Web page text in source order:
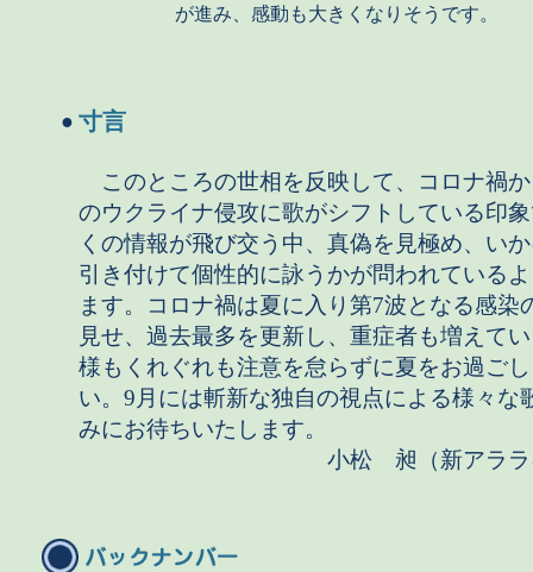
が進み、感動も大きくなりそうです。
● 寸言
このところの世相を反映して、コロナ禍
のウクライナ侵攻に歌がシフトしている印
くの情報が飛び交う中、真偽を見極め、い
引き付けて個性的に詠うかが問われている
ます。コロナ禍は夏に入り第7波となる感染
見せ、過去最多を更新し、重症者も増えて
様もくれぐれも注意を怠らずに夏をお過ご
い。9月には斬新な独自の視点による様々な
みにお待ちいたします。
小松 昶（新アララギ